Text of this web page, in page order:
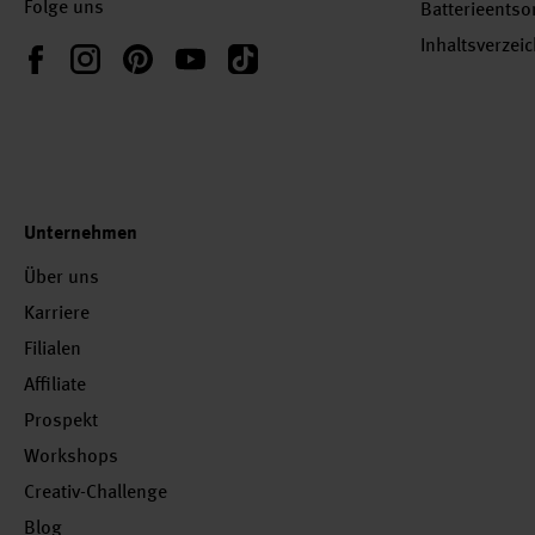
Folge uns
FacebookInstagramPinterestYouTubeTikTok
Unternehmen
Über uns
Karriere
Filialen
Affiliate
Prospekt
Workshops
Creativ-Challenge
Blog